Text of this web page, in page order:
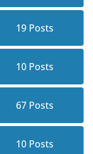
19Posts
10Posts
67Posts
10Posts